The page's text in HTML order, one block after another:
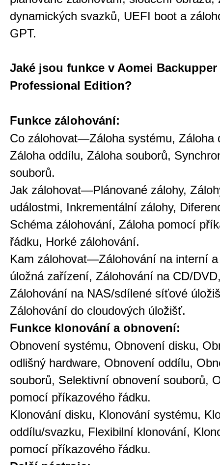
dynamických svazků, UEFI boot a
GPT.
Jaké jsou funkce v Aomei Backupper
Professional Edition?
Funkce zálohování:
Co zálohovat—Záloha systému, Záloha
Záloha oddílu, Záloha souborů,
souborů.
Jak zálohovat—Plánované zálohy,
událostmi, Inkrementální zálohy,
Schéma zálohování, Záloha pomocí
řádku, Horké zálohování.
Kam zálohovat—Zálohování na interní
úložná zařízení, Zálohování na CD/
Zálohování na NAS/sdílené síťové
Zálohování do cloudových úložišť.
Funkce klonování a obnovení:
Obnovení systému, Obnovení disku,
odlišný hardware, Obnovení oddílu,
souborů, Selektivní obnovení souborů,
pomocí příkazového řádku.
Klonování disku, Klonování systému,
oddílu/svazku, Flexibilní klonování,
pomocí příkazového řádku.